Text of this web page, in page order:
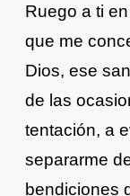
Ruego a ti
que me
Dios, ese
de las
tentación, a
separarme
bendiciones